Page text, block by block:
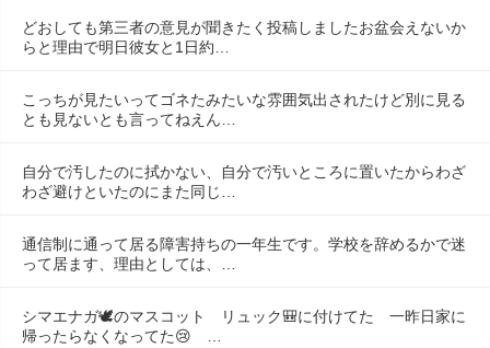
どおしても第三者の意見が聞きたく投稿しましたお盆会えないか
らと理由で明日彼女と1日約…
こっちが見たいってゴネたみたいな雰囲気出されたけど別に見る
とも見ないとも言ってねえん…
自分で汚したのに拭かない、自分で汚いところに置いたからわざ
わざ避けといたのにまた同じ…
通信制に通って居る障害持ちの一年生です。学校を辞めるかで迷
って居ます、理由としては、…
シマエナガ🕊️のマスコット　リュック🎒に付けてた　一昨日家に
帰ったらなくなってた😢　…